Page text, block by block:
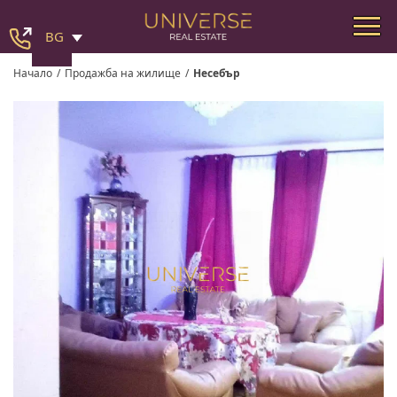
BG
Начало / Продажба на жилище / Несебър